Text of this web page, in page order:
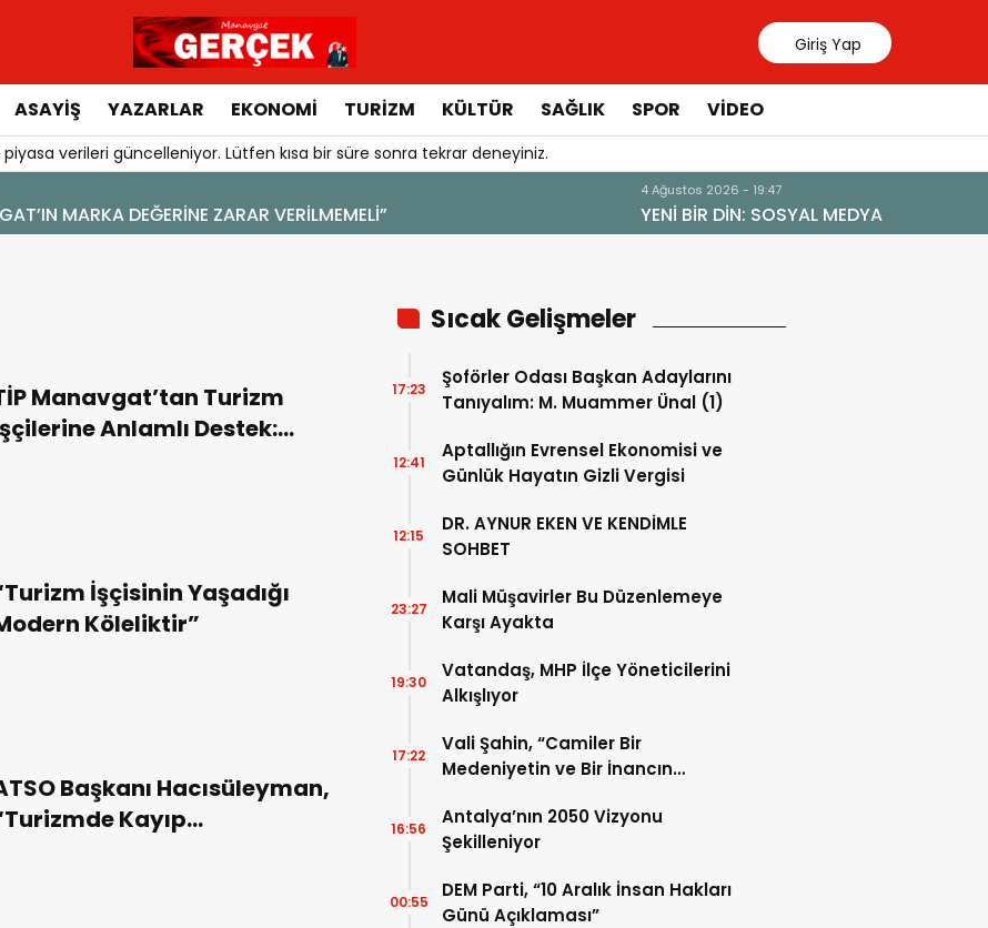
Giriş Yap
ASAYIŞ YAZARLAR EKONOMI TURIZM KÜLTÜR SAĞLIK SPOR VIDEO
piyasa verileri güncelleniyor. Lütfen kısa bir süre sonra tekrar deneyiniz.
Manavgat’tan Turizm
Anlamlı Destek:
İşçisinin Yaşadığı
Köleliktir”
Başkanı Hacısüleyman,
Kayıp
Sıcak Gelişmeler
Şoförler Odası Başkan Adaylarını
Tanıyalım: M. Muammer Ünal (1)
17:23
Aptallığın Evrensel Ekonomisi ve
Günlük Hayatın Gizli Vergisi
12:41
DR. AYNUR EKEN VE KENDİMLE
SOHBET
12:15
Mali Müşavirler Bu Düzenlemeye
Karşı Ayakta
23:27
Vatandaş, MHP İlçe Yöneticilerini
Alkışlıyor
19:30
Vali Şahin, “Camiler Bir
Medeniyetin ve Bir İnancın
17:22
Antalya’nın 2050 Vizyonu
Şekilleniyor
16:56
DEM Parti, “10 Aralık İnsan Hakları
Günü Açıklaması”
00:55